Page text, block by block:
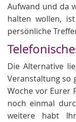
Aufwand und da
halten wollen,
persönliche
Die Alternative
Veranstaltung so
Woche vor Eurer
noch einmal
weitere habt